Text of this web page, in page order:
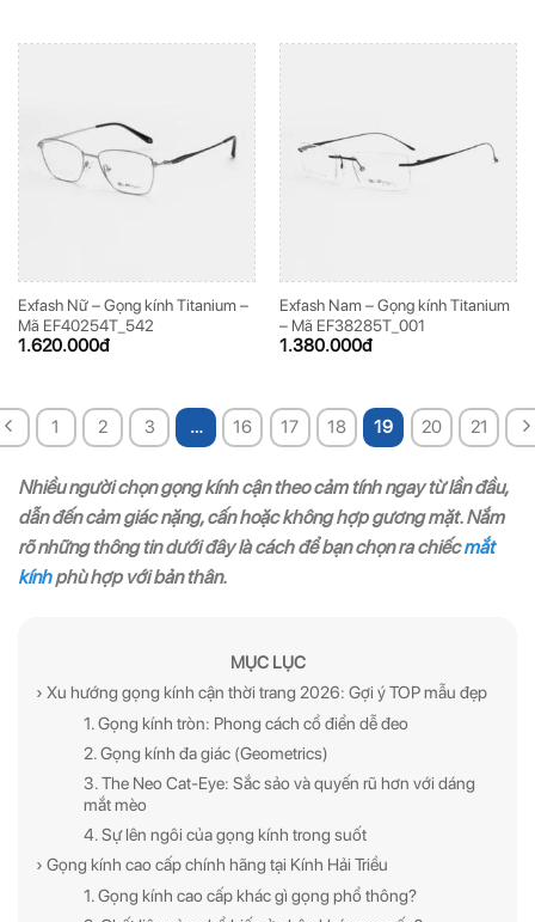
Exfash Nữ – Gọng kính Titanium –
Mã EF40254T_542
1.620.000đ
Exfash Nam – Gọng kính Titanium
– Mã EF38285T_001
1.380.000đ
1 2 3 … 16 17 18 19 20 21
Nhiều người chọn gọng kính cận theo cảm tính ngay từ lần đầu,
dẫn đến cảm giác nặng, cấn hoặc không hợp gương mặt. Nắm
rõ những thông tin dưới đây là cách để bạn chọn ra chiếcmắt
kínhphù hợp với bản thân.
MỤC LỤC
› Xu hướng gọng kính cận thời trang 2026: Gợi ý TOP mẫu đẹp
1. Gọng kính tròn: Phong cách cổ điển dễ đeo
2. Gọng kính đa giác (Geometrics)
3. The Neo Cat-Eye: Sắc sảo và quyến rũ hơn với dáng
mắt mèo
4. Sự lên ngôi của gọng kính trong suốt
› Gọng kính cao cấp chính hãng tại Kính Hải Triều
1. Gọng kính cao cấp khác gì gọng phổ thông?